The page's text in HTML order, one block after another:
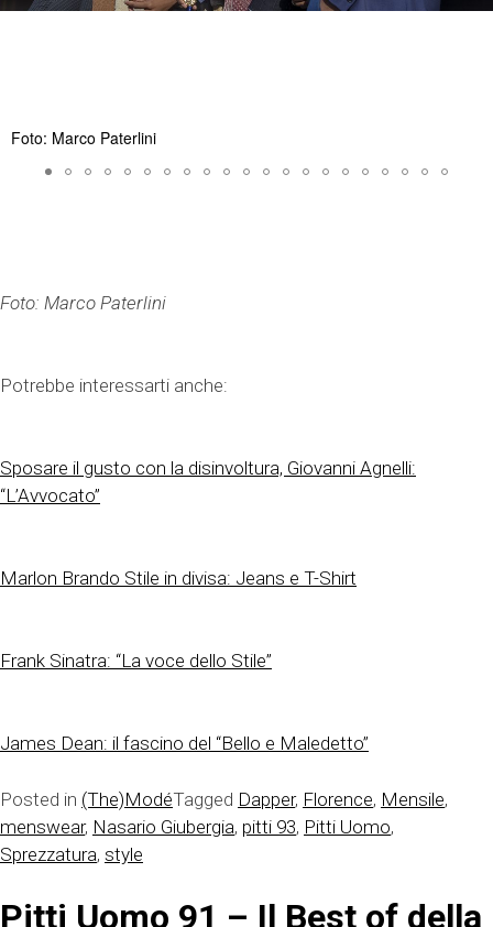
Foto: Marco Paterlini
Foto: Marco Paterlini
Potrebbe interessarti anche:
Sposare il gusto con la disinvoltura, Giovanni Agnelli:
“L’Avvocato”
Marlon Brando Stile in divisa: Jeans e T-Shirt
Frank Sinatra: “La voce dello Stile”
James Dean: il fascino del “Bello e Maledetto”
Posted in (The)ModéTagged Dapper, Florence, Mensile,
menswear, Nasario Giubergia, pitti 93, Pitti Uomo,
Sprezzatura, style
Pitti Uomo 91 – Il Best of della